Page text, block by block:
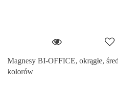
Magnesy BI-OFFICE, okrągłe,
kolorów